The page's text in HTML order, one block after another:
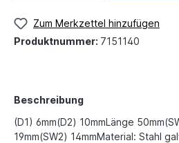
Zum Merkzettel hinzufügen
Produktnummer: 7151140
Beschreibung
(D1) 6mm(D2) 10mmLänge
19mm(SW2) 14mmMaterial: Stahl